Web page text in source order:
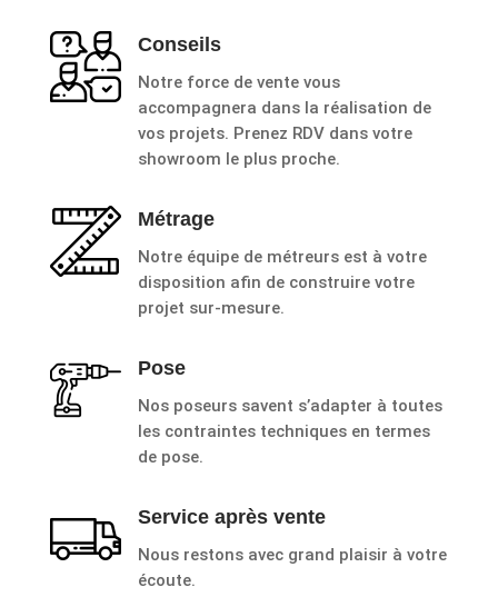
Conseils
Notre force de vente vous
accompagnera dans la réalisation de
vos projets. Prenez RDV dans votre
showroom le plus proche.
Métrage
Notre équipe de métreurs est à votre
disposition afin de construire votre
projet sur-mesure.
Pose
Nos poseurs savent s’adapter à toutes
les contraintes techniques en termes
de pose.
Service après vente
Nous restons avec grand plaisir à votre
écoute.